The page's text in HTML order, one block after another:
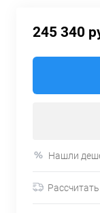
245 340
Нашли